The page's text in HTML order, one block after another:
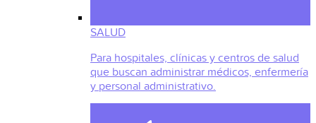
SALUD
Para hospitales, clínicas y centros de salud
que buscan administrar médicos, enfermería
y personal administrativo.